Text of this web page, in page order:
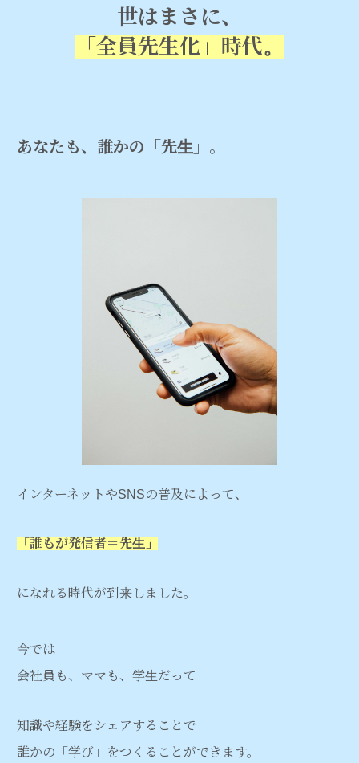
世はまさに、
「全員先生化」時代。
あなたも、誰かの「先生」。
インターネットやSNSの普及によって、
「誰もが発信者＝先生」
になれる時代が到来しました。
今では
会社員も、ママも、学生だって
知識や経験をシェアすることで
誰かの「学び」をつくることができます。